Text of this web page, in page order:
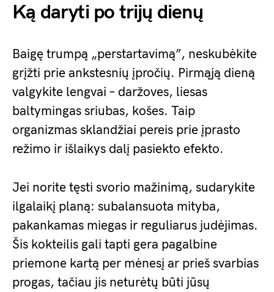
Ką daryti po trijų dienų
Baigę trumpą „perstartavimą”, neskubėkite
grįžti prie ankstesnių įpročių. Pirmąją dieną
valgykite lengvai – daržoves, liesas
baltymingas sriubas, košes. Taip
organizmas sklandžiai pereis prie įprasto
režimo ir išlaikys dalį pasiekto efekto.
Jei norite tęsti svorio mažinimą, sudarykite
ilgalaikį planą: subalansuota mityba,
pakankamas miegas ir reguliarus judėjimas.
Šis kokteilis gali tapti gera pagalbine
priemone kartą per mėnesį ar prieš svarbias
progas, tačiau jis neturėtų būti jūsų